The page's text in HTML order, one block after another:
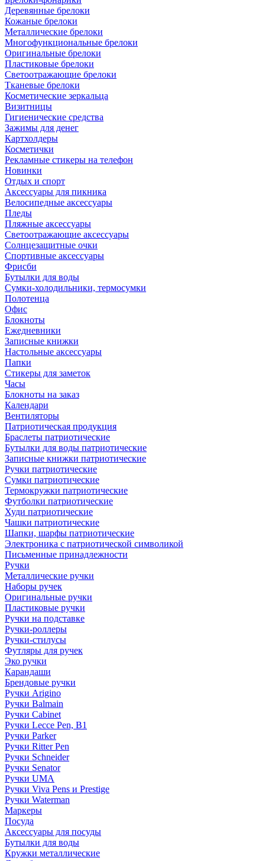
Деревянные брелоки
Кожаные брелоки
Металлические брелоки
Многофункциональные брелоки
Оригинальные брелоки
Пластиковые брелоки
Светоотражающие брелоки
Тканевые брелоки
Косметические зеркальца
Визитницы
Гигиенические средства
Зажимы для денег
Картхолдеры
Косметички
Рекламные стикеры на телефон
Новинки
Отдых и спорт
Аксессуары для пикника
Велосипедные аксессуары
Пледы
Пляжные аксессуары
Светоотражающие аксессуары
Солнцезащитные очки
Спортивные аксессуары
Фрисби
Бутылки для воды
Сумки-холодильники, термосумки
Полотенца
Офис
Блокноты
Ежедневники
Записные книжки
Настольные аксессуары
Папки
Стикеры для заметок
Часы
Блокноты на заказ
Календари
Вентиляторы
Патриотическая продукция
Браслеты патриотические
Бутылки для воды патриотические
Записные книжки патриотические
Ручки патриотические
Сумки патриотические
Термокружки патриотические
Футболки патриотические
Худи патриотические
Чашки патриотические
Шапки, шарфы патриотические
Электроника с патриотической символикой
Письменные принадлежности
Ручки
Металлические ручки
Наборы ручек
Оригинальные ручки
Пластиковые ручки
Ручки на подставке
Ручки-роллеры
Ручки-стилусы
Футляры для ручек
Эко ручки
Карандаши
Брендовые ручки
Ручки Arigino
Ручки Balmain
Ручки Cabinet
Ручки Lecce Pen, B1
Ручки Parker
Ручки Ritter Pen
Ручки Schneider
Ручки Senator
Ручки UMA
Ручки Viva Pens и Prestige
Ручки Waterman
Маркеры
Посуда
Аксессуары для посуды
Бутылки для воды
Кружки металлические